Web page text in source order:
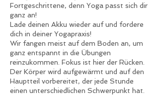
Fortgeschrittene, denn Yoga passt sich dir
ganz an!
Lade deinen Akku wieder auf und fordere
dich in deiner Yogapraxis!
Wir fangen meist auf dem Boden an, um
ganz entspannt in die Übungen
reinzukommen. Fokus ist hier der Rücken.
Der Körper wird aufgewärmt und auf den
Hauptteil vorbereitet, der jede Stunde
einen unterschiedlichen Schwerpunkt hat.